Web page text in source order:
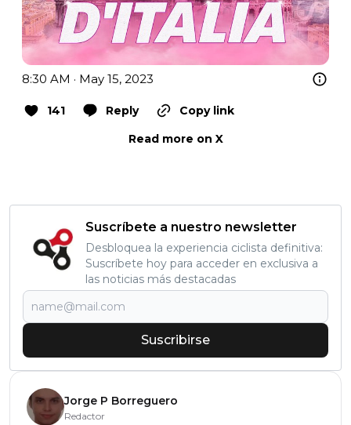
8:30 AM · May 15, 2023
141 Reply
Copy link
Read more on X
Suscríbete a nuestro newsletter
Desbloquea la experiencia ciclista definitiva:
Suscríbete hoy para acceder en exclusiva a
las noticias más destacadas
Suscribirse
Jorge P Borreguero
Redactor